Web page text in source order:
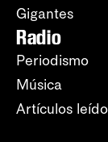
Gigantes
Radio
Periodismo
Música
Artículos